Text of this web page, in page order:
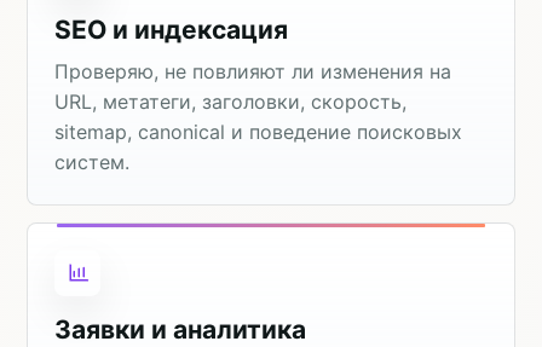
SEO и индексация
Проверяю, не повлияют ли изменения на
URL, метатеги, заголовки, скорость,
sitemap, canonical и поведение поисковых
систем.
Заявки и аналитика